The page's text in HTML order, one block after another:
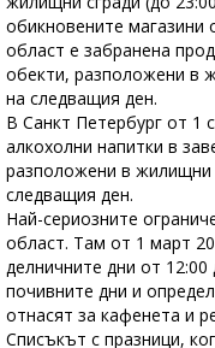
обикновените магазини
област е забранена
обекти, разположени в
на следващия ден.
В Санкт Петербург от 1
алкохолни напитки в
разположени в жилищни
следващия ден.
Най-сериозните
област. Там от 1 март
делничните дни от 12:00
почивните дни и
отнасят за кафенета и
Списъкът с празници,